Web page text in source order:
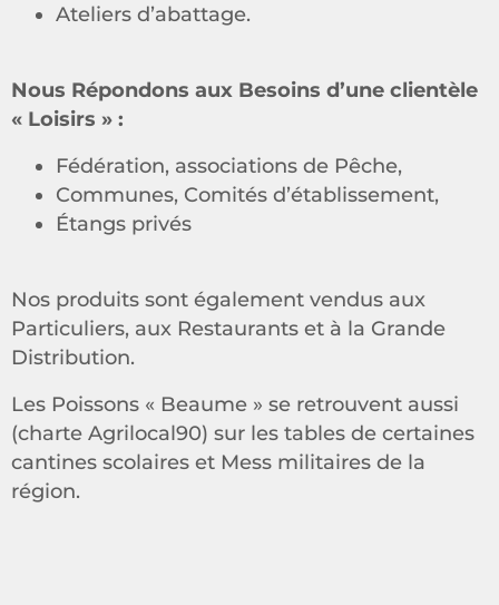
Ateliers d’abattage.
Nous Répondons aux Besoins d’une clientèle
« Loisirs » :
Fédération, associations de Pêche,
Communes, Comités d’établissement,
Étangs privés
Nos produits sont également vendus aux
Particuliers, aux Restaurants et à la Grande
Distribution.
Les Poissons « Beaume » se retrouvent aussi
(charte Agrilocal90) sur les tables de certaines
cantines scolaires et Mess militaires de la
région.